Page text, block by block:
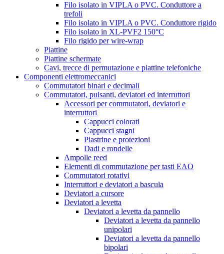
Filo isolato in VIPLA o PVC. Conduttore a
trefoli
Filo isolato in VIPLA o PVC. Conduttore rigido
Filo isolato in XL-PVF2 150°C
Filo rigido per wire-wrap
Piattine
Piattine schermate
Cavi, trecce di permutazione e piattine telefoniche
Componenti elettromeccanici
Commutatori binari e decimali
Commutatori, pulsanti, deviatori ed interruttori
Accessori per commutatori, deviatori e
interruttori
Cappucci colorati
Cappucci stagni
Piastrine e protezioni
Dadi e rondelle
Ampolle reed
Elementi di commutazione per tasti EAO
Commutatori rotativi
Interruttori e deviatori a bascula
Deviatori a cursore
Deviatori a levetta
Deviatori a levetta da pannello
Deviatori a levetta da pannello
unipolari
Deviatori a levetta da pannello
bipolari